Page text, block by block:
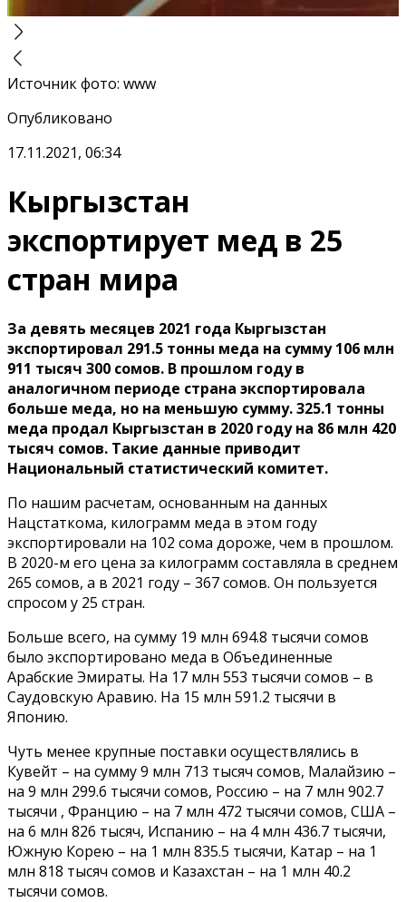
Источник фото: www
Опубликовано
17.11.2021, 06:34
Кыргызстан
экспортирует мед в 25
стран мира
За девять месяцев 2021 года Кыргызстан
экспортировал 291.5 тонны меда на сумму 106 млн
911 тысяч 300 сомов. В прошлом году в
аналогичном периоде страна экспортировала
больше меда, но на меньшую сумму. 325.1 тонны
меда продал Кыргызстан в 2020 году на 86 млн 420
тысяч сомов. Такие данные приводит
Национальный статистический комитет.
По нашим расчетам, основанным на данных
Нацстаткома, килограмм меда в этом году
экспортировали на 102 сома дороже, чем в прошлом.
В 2020-м его цена за килограмм составляла в среднем
265 сомов, а в 2021 году – 367 сомов. Он пользуется
спросом у 25 стран.
Больше всего, на сумму 19 млн 694.8 тысячи сомов
было экспортировано меда в Объединенные
Арабские Эмираты. На 17 млн 553 тысячи сомов – в
Саудовскую Аравию. На 15 млн 591.2 тысячи в
Японию.
Чуть менее крупные поставки осуществлялись в
Кувейт – на сумму 9 млн 713 тысяч сомов, Малайзию –
на 9 млн 299.6 тысячи сомов, Россию – на 7 млн 902.7
тысячи , Францию – на 7 млн 472 тысячи сомов, США –
на 6 млн 826 тысяч, Испанию – на 4 млн 436.7 тысячи,
Южную Корею – на 1 млн 835.5 тысячи, Катар – на 1
млн 818 тысяч сомов и Казахстан – на 1 млн 40.2
тысячи сомов.